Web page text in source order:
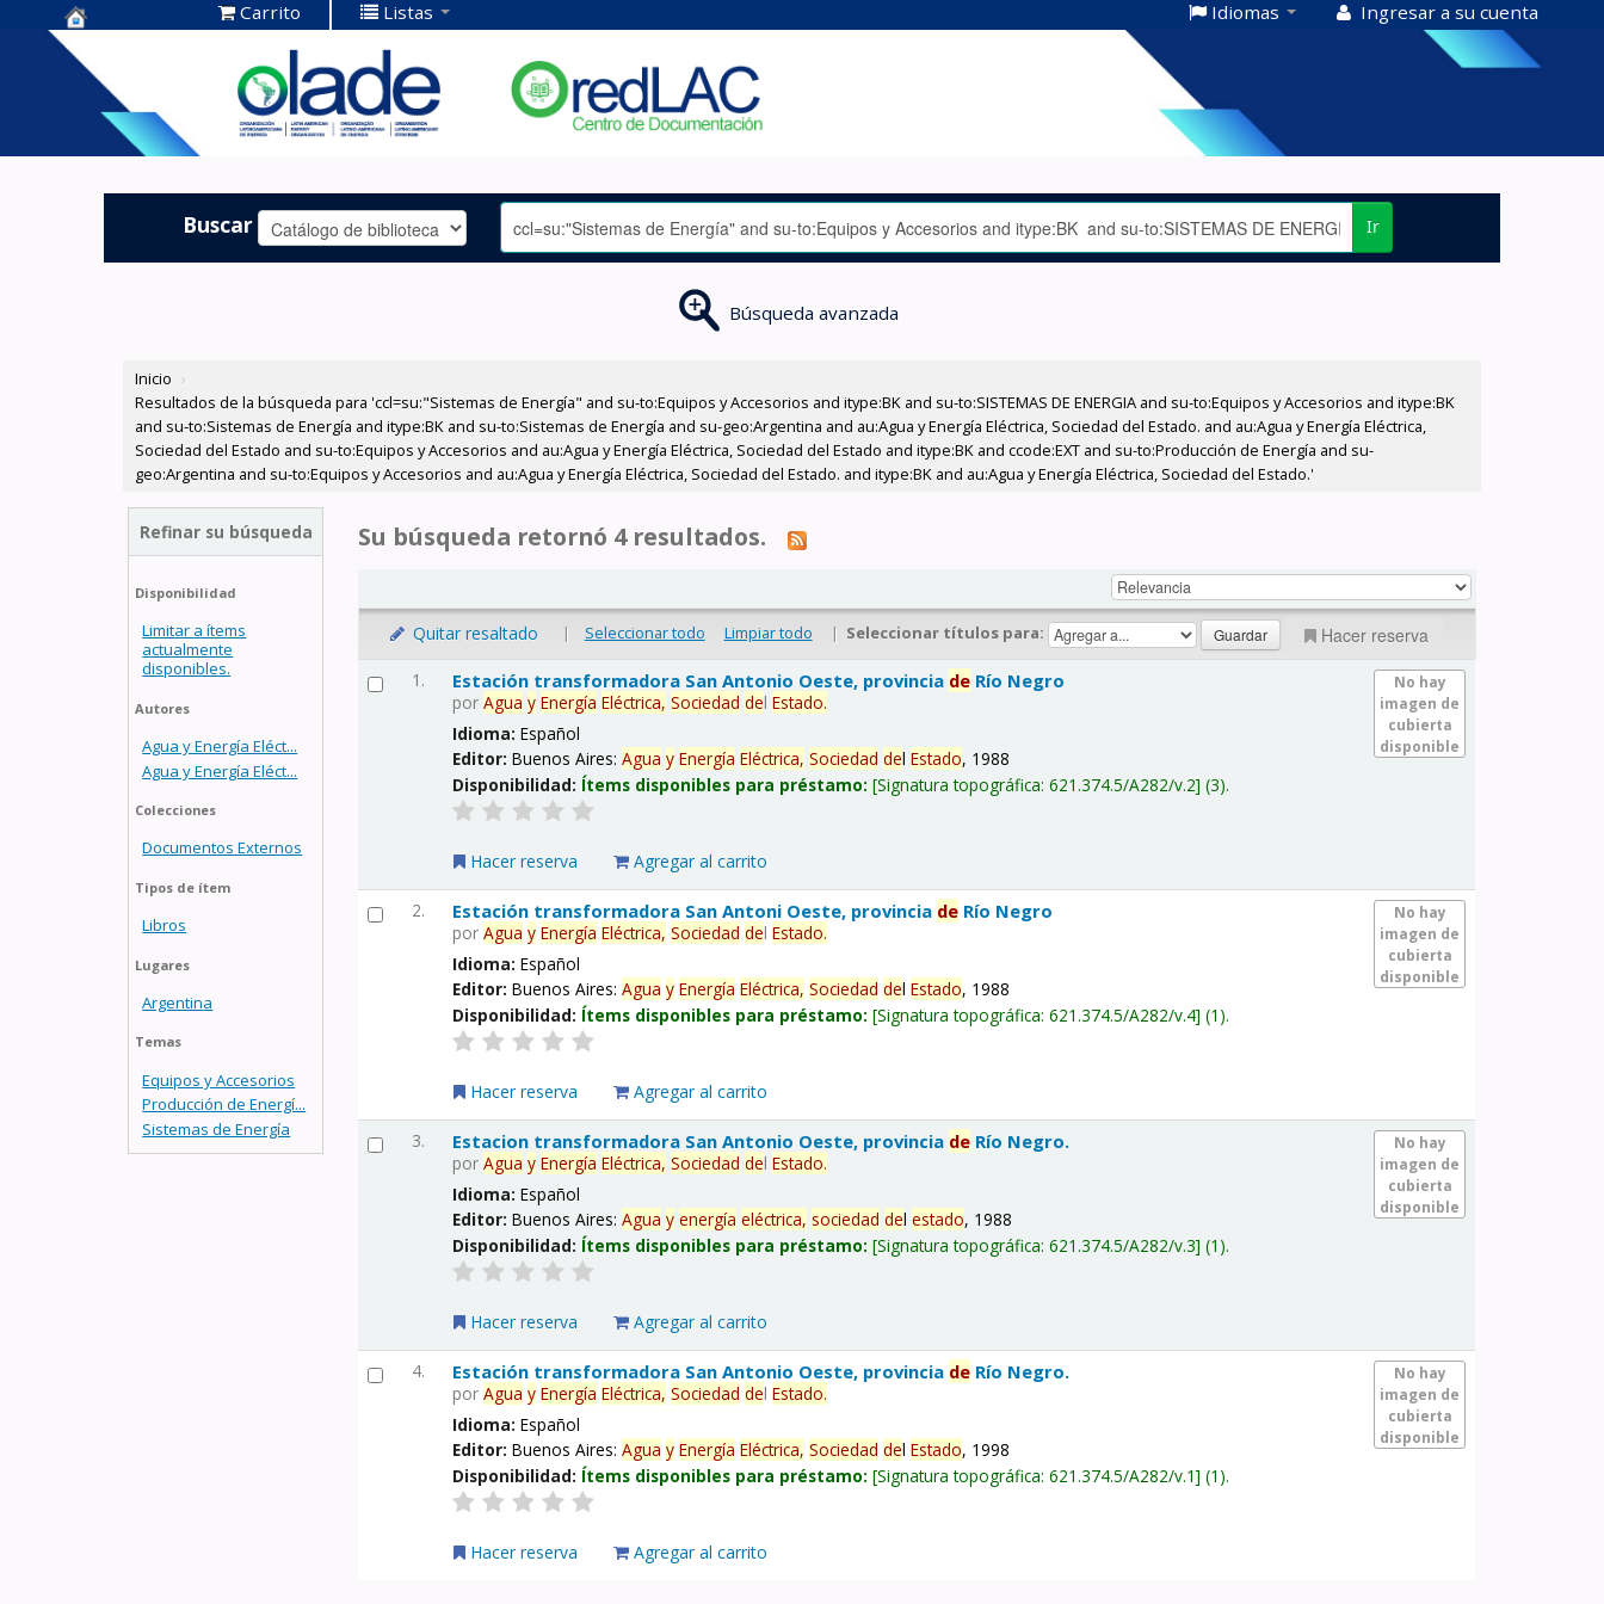
Centro de
Documentación
OLADE -
Carrito Listas Idiomas Ingresar a su cuenta
Buscar Ir
Búsqueda avanzada
Inicio ›
Resultados de la búsqueda para 'ccl=su:"Sistemas de Energía" and su-to:Equipos y Accesorios and itype:BK and su-to:SISTEMAS DE ENERGIA and su-to:Equipos y Accesorios and itype:BK
and su-to:Sistemas de Energía and itype:BK and su-to:Sistemas de Energía and su-geo:Argentina and au:Agua y Energía Eléctrica, Sociedad del Estado. and au:Agua y Energía Eléctrica,
Sociedad del Estado and su-to:Equipos y Accesorios and au:Agua y Energía Eléctrica, Sociedad del Estado and itype:BK and ccode:EXT and su-to:Producción de Energía and su-
geo:Argentina and su-to:Equipos y Accesorios and au:Agua y Energía Eléctrica, Sociedad del Estado. and itype:BK and au:Agua y Energía Eléctrica, Sociedad del Estado.'
Refinar su búsqueda
Disponibilidad
Limitar a ítems
actualmente
disponibles.
Autores
Agua y Energía Eléct...
Agua y Energía Eléct...
Colecciones
Documentos Externos
Tipos de ítem
Libros
Lugares
Argentina
Temas
Equipos y Accesorios
Producción de Energí...
Sistemas de Energía
Su búsqueda retornó 4 resultados.
Quitar resaltado | Seleccionar todo Limpiar todo | Seleccionar títulos para: Hacer reserva
1.
No hay
imagen de
cubierta
disponible
Estación transformadora San Antonio Oeste, provincia de Río Negro
porAgua y Energía Eléctrica, Sociedad delEstado.
Idioma:Español
Editor:Buenos Aires:Agua y Energía Eléctrica, Sociedad delEstado, 1988
Disponibilidad: Ítems disponibles para préstamo: Signatura topográfica:621.374.5/A282/v.2 (3).
Hacer reserva Agregar al carrito
2.
No hay
imagen de
cubierta
disponible
Estación transformadora San Antoni Oeste, provincia de Río Negro
porAgua y Energía Eléctrica, Sociedad delEstado.
Idioma:Español
Editor:Buenos Aires:Agua y Energía Eléctrica, Sociedad delEstado, 1988
Disponibilidad: Ítems disponibles para préstamo: Signatura topográfica:621.374.5/A282/v.4 (1).
Hacer reserva Agregar al carrito
3.
No hay
imagen de
cubierta
disponible
Estacion transformadora San Antonio Oeste, provincia de Río Negro.
porAgua y Energía Eléctrica, Sociedad delEstado.
Idioma:Español
Editor:Buenos Aires:Agua y energía eléctrica, sociedad delestado, 1988
Disponibilidad: Ítems disponibles para préstamo: Signatura topográfica:621.374.5/A282/v.3 (1).
Hacer reserva Agregar al carrito
4.
No hay
imagen de
cubierta
disponible
Estación transformadora San Antonio Oeste, provincia de Río Negro.
porAgua y Energía Eléctrica, Sociedad delEstado.
Idioma:Español
Editor:Buenos Aires:Agua y Energía Eléctrica, Sociedad delEstado, 1998
Disponibilidad: Ítems disponibles para préstamo: Signatura topográfica:621.374.5/A282/v.1 (1).
Hacer reserva Agregar al carrito